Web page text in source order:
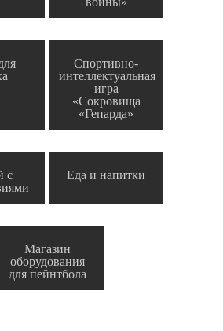
Спортивно-
интеллектуальная
игра
«Сокровища
«Гепарда»
с
Еда и напитки
Магазин
оборудования
для пейнтбола